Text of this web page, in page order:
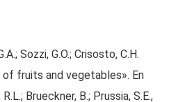
Sozzi, G.O.; Crisosto, C.H.
fruits and vegetables». En
Brueckner, B.; Prussia, S.E.,